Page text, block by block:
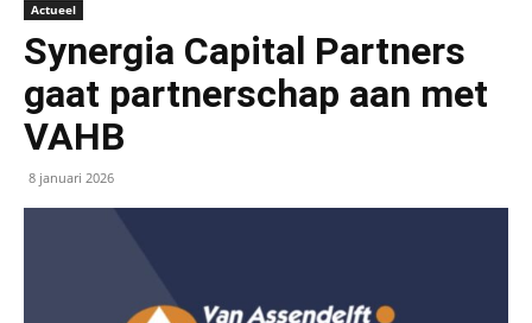
Actueel
Synergia Capital Partners
gaat partnerschap aan met
VAHB
8 januari 2026